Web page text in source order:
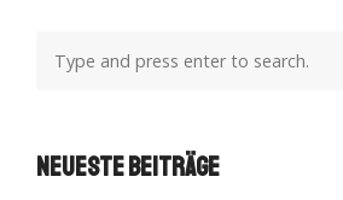
Neueste Beiträge